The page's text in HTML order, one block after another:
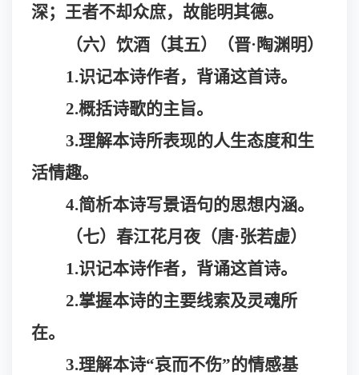
深；王者不却众庶，故能明其德。
（六）饮酒（其五）（晋·陶渊明）
1.识记本诗作者，背诵这首诗。
2.概括诗歌的主旨。
3.理解本诗所表现的人生态度和生
活情趣。
4.简析本诗写景语句的思想内涵。
（七）春江花月夜（唐·张若虚）
1.识记本诗作者，背诵这首诗。
2.掌握本诗的主要线索及灵魂所
在。
3.理解本诗“哀而不伤”的情感基